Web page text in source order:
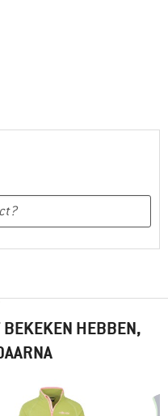
HEBBEN,